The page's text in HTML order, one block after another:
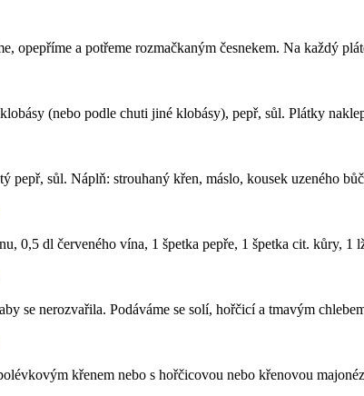
opepříme a potřeme rozmačkaným česnekem. Na každý
(nebo podle chuti jiné klobásy), pepř, sůl. Plátky
pepř, sůl. Náplň: strouhaný křen, máslo, kousek uzeného
0,5 dl červeného vína, 1 špetka pepře, 1 špetka cit. kůry, 1
se nerozvařila. Podáváme se solí, hořčicí a tmavým
křenem nebo s hořčicovou nebo křenovou